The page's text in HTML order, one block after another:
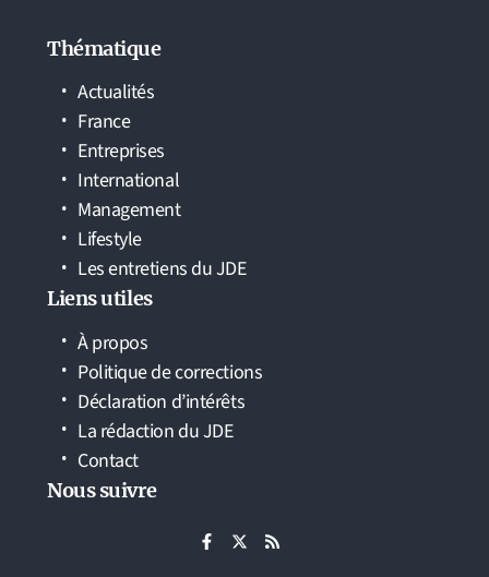
Thématique
Actualités
France
Entreprises
International
Management
Lifestyle
Les entretiens du JDE
Liens utiles
À propos
Politique de corrections
Déclaration d’intérêts
La rédaction du JDE
Contact
Nous suivre